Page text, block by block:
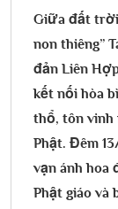
Giữa đất trời
non thiêng”
đản Liên
kết nối hòa
thổ, tôn
Phật. Đêm
vạn ánh hoa
Phật giáo và